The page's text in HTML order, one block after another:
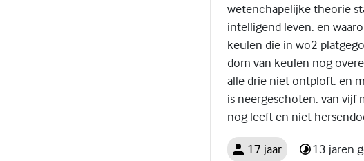
wetenchapelijke theorie
intelligend leven. en
keulen die in wo2
dom van keulen nog
alle drie niet ontploft. en
is neergeschoten. van vijf
nog leeft en niet
17 jaar 13 jaren